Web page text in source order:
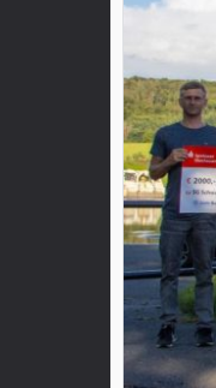
Lifestyle
Wirtschaft
Vogelsberg
Alsfeld
Lauterbach
Romrod
Homberg
Ohm
Schotten